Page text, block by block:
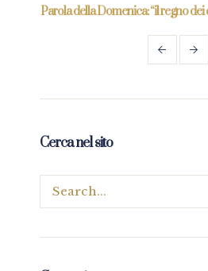
Parola della Domenica: “il regno dei
Cerca nel sito